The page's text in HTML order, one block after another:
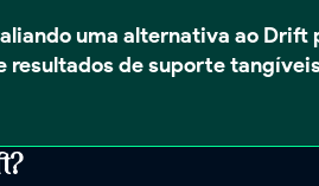
uma alternativa ao
resultados de suporte